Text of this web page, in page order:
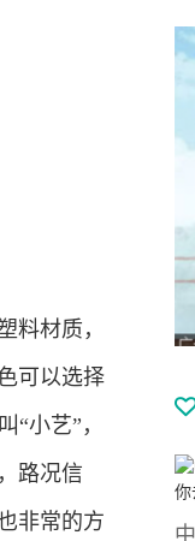
料材质，
可以选择
小艺”，
路况信
非常的方